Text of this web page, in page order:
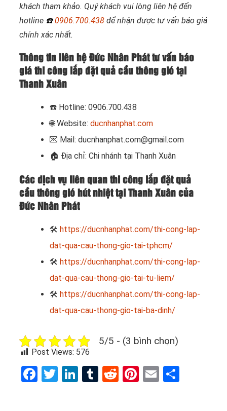
khách tham khảo. Quý khách vui lòng liên hệ đến
hotline ☎️0906.700.438 để nhận được tư vấn báo giá
chính xác nhất.
Thông tin liên hệ Đức Nhân Phát tư vấn báo
giá thi công lắp đặt quả cầu thông gió tại
Thanh Xuân
☎️ Hotline: 0906.700.438
🌐 Website: ducnhanphat.com
💌 Mail: ducnhanphat.com@gmail.com
🏠 Địa chỉ: Chi nhánh tại Thanh Xuân
Các dịch vụ liên quan thi công lắp đặt quả
cầu thông gió hút nhiệt tại Thanh Xuân của
Đức Nhân Phát
🛠 https://ducnhanphat.com/thi-cong-lap-
dat-qua-cau-thong-gio-tai-tphcm/
🛠 https://ducnhanphat.com/thi-cong-lap-
dat-qua-cau-thong-gio-tai-tu-liem/
🛠 https://ducnhanphat.com/thi-cong-lap-
dat-qua-cau-thong-gio-tai-ba-dinh/
5/5 - (3 bình chọn)
Post Views: 576
Facebook
Twitter
LinkedIn
Tumblr
RedditPinterest
Email